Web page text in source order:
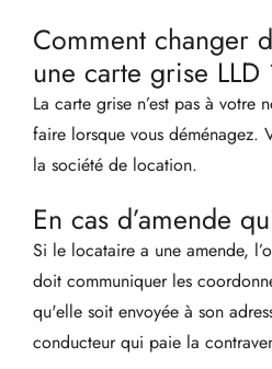
Comment changer
une carte grise LLD
La carte grise n’est pas à votre
faire lorsque vous déménagez.
la société de location.
En cas d’amende
Si le locataire a une amende,
doit communiquer les
qu'elle soit envoyée à son
conducteur qui paie la